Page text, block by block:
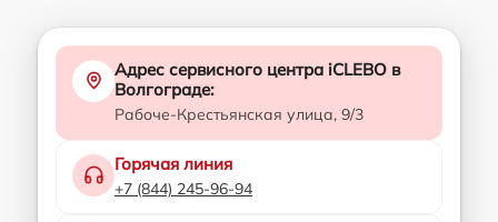
Адрес сервисного центра iCLEBO в
Волгограде:
Рабоче-Крестьянская улица, 9/3
Горячая линия
+7 (844) 245-96-94